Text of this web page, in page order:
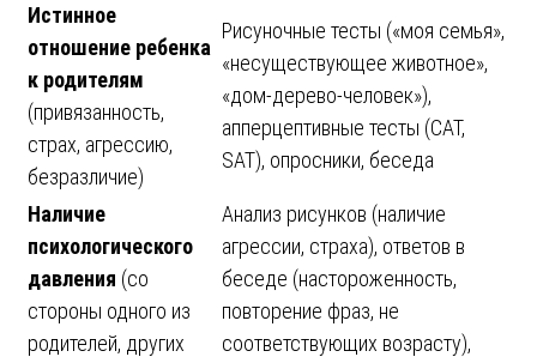
Истинное
отношение ребенка
к родителям
(привязанность,
страх, агрессию,
безразличие)
Рисуночные тесты («моя семья»,
«несуществующее животное»,
«дом-дерево-человек»),
апперцептивные тесты (CAT,
SAT), опросники, беседа
Наличие
психологического
давления (со
стороны одного из
родителей, других
Анализ рисунков (наличие
агрессии, страха), ответов в
беседе (настороженность,
повторение фраз, не
соответствующих возрасту),